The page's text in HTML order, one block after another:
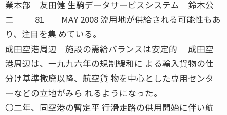
業本部 友田健 生駒データサービスシステム 鈴木公
二 81 MAY 2008 流用地が供給される可能性もあ
り、注目を集 めている。
成田空港周辺 施設の需給バランスは安定的 成田空
港周辺は、一九九六年の規制緩和に よる輸入貨物の仕
分け基準撤廃以降、航空貨 物を中心とした専用センタ
ーなどの立地がみら れるようになった。
〇二年、同空港の暫定平 行滑走路の供用開始に伴い航